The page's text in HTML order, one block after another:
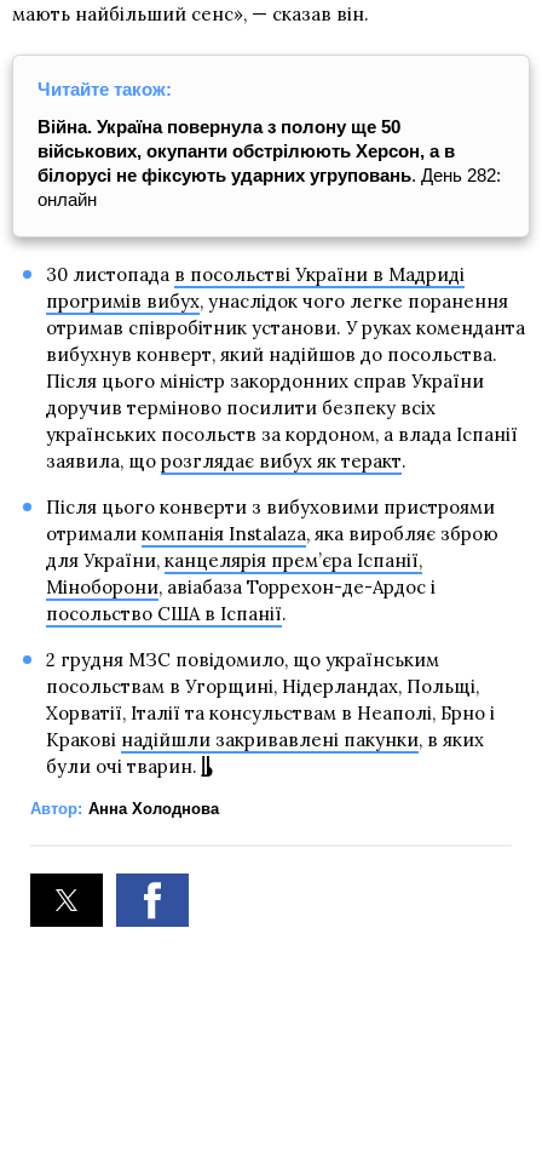
мають найбільший сенс», — сказав він.
Читайте також:
Війна. Україна повернула з полону ще 50
військових, окупанти обстрілюють Херсон, а в
білорусі не фіксують ударних угруповань. День 282:
онлайн
30 листопада в посольстві України в Мадриді
прогримів вибух, унаслідок чого легке поранення
отримав співробітник установи. У руках коменданта
вибухнув конверт, який надійшов до посольства.
Після цього міністр закордонних справ України
доручив терміново посилити безпеку всіх
українських посольств за кордоном, а влада Іспанії
заявила, що розглядає вибух як теракт.
Після цього конверти з вибуховими пристроями
отримали компанія Instalaza, яка виробляє зброю
для України, канцелярія прем’єра Іспанії,
Міноборони, авіабаза Торрехон-де-Ардос і
посольство США в Іспанії.
2 грудня МЗС повідомило, що українським
посольствам в Угорщині, Нідерландах, Польщі,
Хорватії, Італії та консульствам в Неаполі, Брно і
Кракові надійшли закривавлені пакунки, в яких
були очі тварин.
Автор: Анна Холоднова